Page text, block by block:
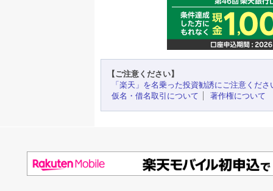
【ご注意ください】
「楽天」を名乗った投資勧誘にご注意くださ
仮名・借名取引について
著作権について